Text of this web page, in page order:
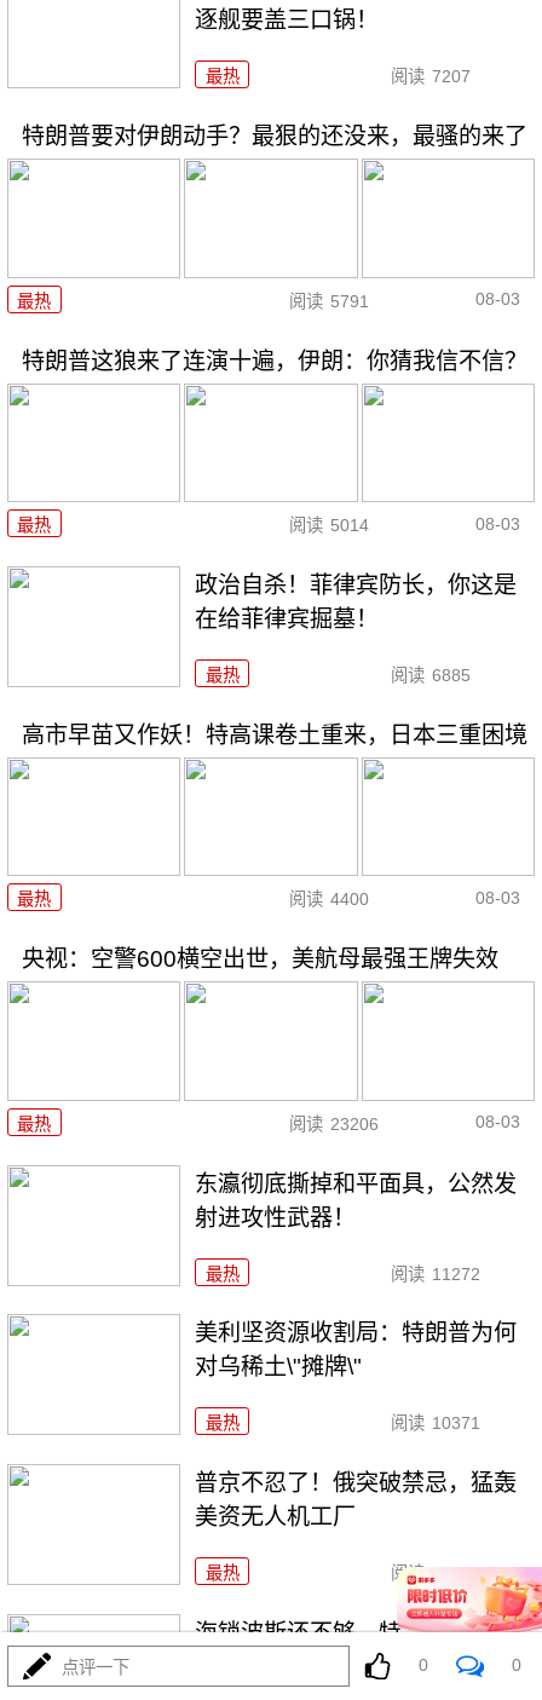
逐舰要盖三口锅！
最热 阅读 7207
特朗普要对伊朗动手？最狠的还没来，最骚的来了
最热 阅读 5791 08-03
特朗普这狼来了连演十遍，伊朗：你猜我信不信？
最热 阅读 5014 08-03
政治自杀！菲律宾防长，你这是
在给菲律宾掘墓！
最热 阅读 6885
高市早苗又作妖！特高课卷土重来，日本三重困境
最热 阅读 4400 08-03
央视：空警600横空出世，美航母最强王牌失效
最热 阅读 23206 08-03
东瀛彻底撕掉和平面具，公然发
射进攻性武器！
最热 阅读 11272
美利坚资源收割局：特朗普为何
对乌稀土\"摊牌\"
最热 阅读 10371
普京不忍了！俄突破禁忌，猛轰
美资无人机工厂
最热 阅读 8825
海锁波斯还不够，特朗普又生毒
点评一下 0 0